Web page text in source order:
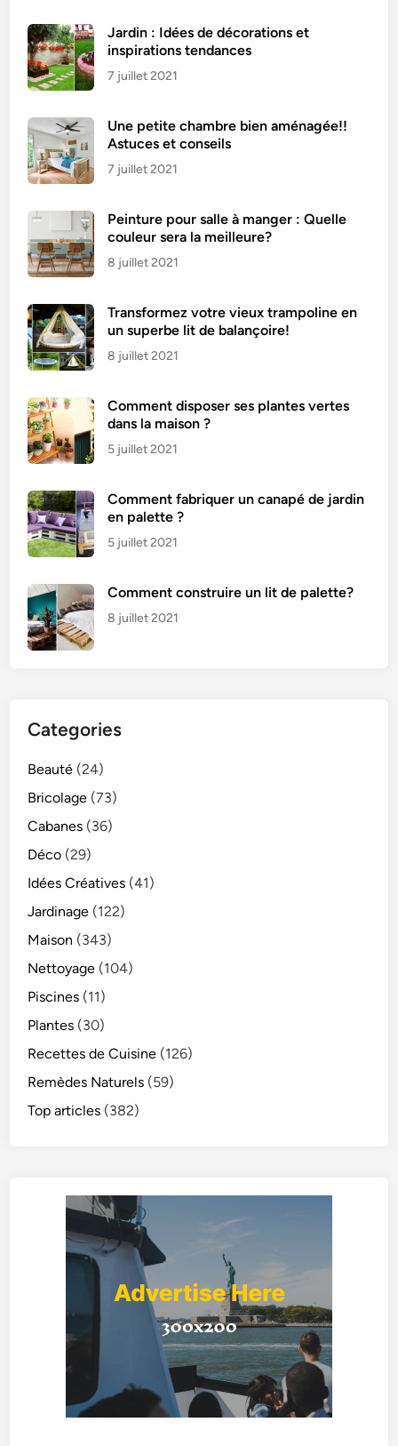
Jardin : Idées de décorations et
inspirations tendances
7 juillet 2021
Une petite chambre bien aménagée!!
Astuces et conseils
7 juillet 2021
Peinture pour salle à manger : Quelle
couleur sera la meilleure?
8 juillet 2021
Transformez votre vieux trampoline en
un superbe lit de balançoire!
8 juillet 2021
Comment disposer ses plantes vertes
dans la maison ?
5 juillet 2021
Comment fabriquer un canapé de jardin
en palette ?
5 juillet 2021
Comment construire un lit de palette?
8 juillet 2021
Categories
Beauté (24)
Bricolage (73)
Cabanes (36)
Déco (29)
Idées Créatives (41)
Jardinage (122)
Maison (343)
Nettoyage (104)
Piscines (11)
Plantes (30)
Recettes de Cuisine (126)
Remèdes Naturels (59)
Top articles (382)